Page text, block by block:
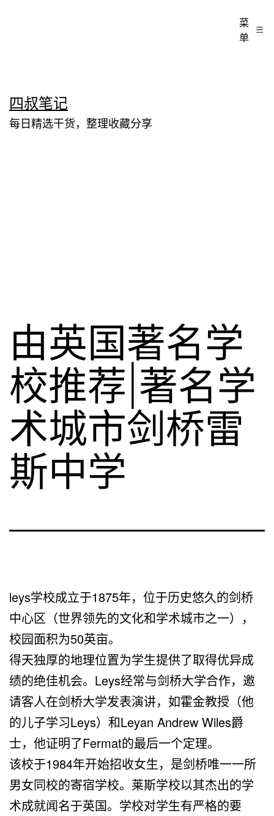
至
内
四叔笔记
每日精选干货，整理收藏分享
菜
单
由英国著名学
校推荐|著名学
术城市剑桥雷
斯中学
leys学校成立于1875年，位于历史悠久的剑桥
中心区（世界领先的文化和学术城市之一），
校园面积为50英亩。
得天独厚的地理位置为学生提供了取得优异成
绩的绝佳机会。Leys经常与剑桥大学合作，邀
请客人在剑桥大学发表演讲，如霍金教授（他
的儿子学习Leys）和Leyan Andrew Wiles爵
士，他证明了Fermat的最后一个定理。
该校于1984年开始招收女生，是剑桥唯一一所
男女同校的寄宿学校。莱斯学校以其杰出的学
术成就闻名于英国。学校对学生有严格的要